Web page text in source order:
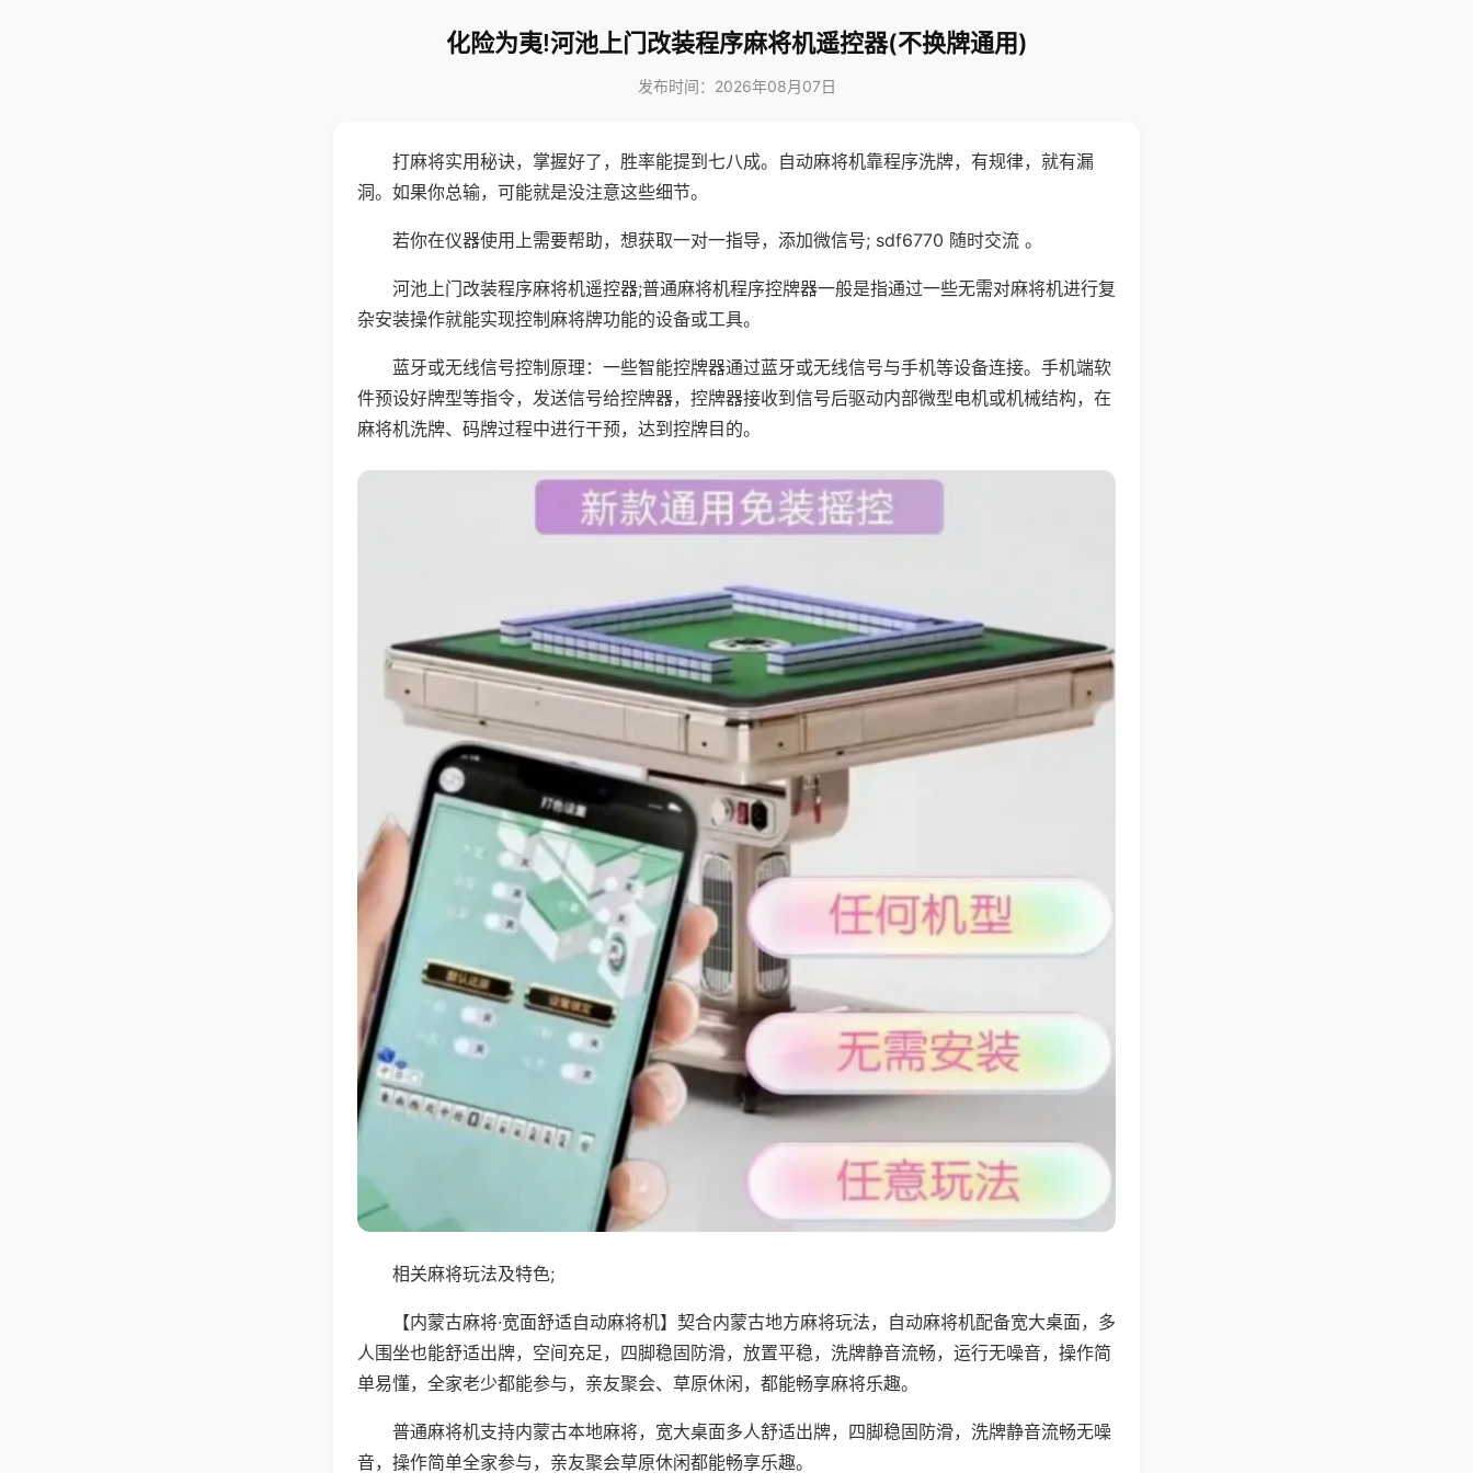
化险为夷!河池上门改装程序麻将机遥控器(不换牌通用)
发布时间：2026年08月07日
打麻将实用秘诀，掌握好了，胜率能提到七八成。自动麻将机靠程序洗牌，有规律，就有漏
洞。如果你总输，可能就是没注意这些细节。
若你在仪器使用上需要帮助，想获取一对一指导，添加微信号; sdf6770 随时交流 。
河池上门改装程序麻将机遥控器;普通麻将机程序控牌器一般是指通过一些无需对麻将机进行复
杂安装操作就能实现控制麻将牌功能的设备或工具。
蓝牙或无线信号控制原理：一些智能控牌器通过蓝牙或无线信号与手机等设备连接。手机端软
件预设好牌型等指令，发送信号给控牌器，控牌器接收到信号后驱动内部微型电机或机械结构，在
麻将机洗牌、码牌过程中进行干预，达到控牌目的。
相关麻将玩法及特色;
【内蒙古麻将·宽面舒适自动麻将机】契合内蒙古地方麻将玩法，自动麻将机配备宽大桌面，多
人围坐也能舒适出牌，空间充足，四脚稳固防滑，放置平稳，洗牌静音流畅，运行无噪音，操作简
单易懂，全家老少都能参与，亲友聚会、草原休闲，都能畅享麻将乐趣。
普通麻将机支持内蒙古本地麻将，宽大桌面多人舒适出牌，四脚稳固防滑，洗牌静音流畅无噪
音，操作简单全家参与，亲友聚会草原休闲都能畅享乐趣。